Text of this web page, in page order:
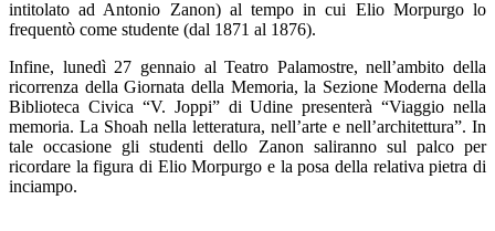
intitolato ad Antonio Zanon) al tempo in cui Elio Morpurgo lo
frequentò come studente (dal 1871 al 1876).
Infine, lunedì 27 gennaio al Teatro Palamostre, nell’ambito della
ricorrenza della Giornata della Memoria, la Sezione Moderna della
Biblioteca Civica “V. Joppi” di Udine presenterà “Viaggio nella
memoria. La Shoah nella letteratura, nell’arte e nell’architettura”. In
tale occasione gli studenti dello Zanon saliranno sul palco per
ricordare la figura di Elio Morpurgo e la posa della relativa pietra di
inciampo.